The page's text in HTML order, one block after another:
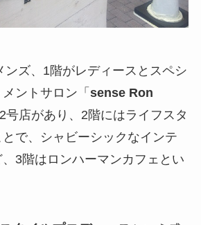
ンズ、1階がレディースとスペシ
ントサロン「 sense Ron
号店があり、2階にはライフスタ
で、シャビーシックなインテ
3階はロンハーマンカフェとい